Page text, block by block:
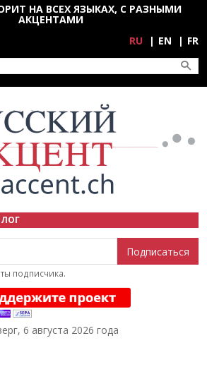
содержанию
НА ВСЕХ ЯЗЫКАХ, С РАЗНЫМИ
АКЦЕНТАМИ
RU EN FR
подписчика.
6 августа 2026 года